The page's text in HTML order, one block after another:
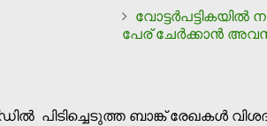
വോട്ടർപട്ടികയില്‍
പേര് ചേർക്കാൻ
പിടിച്ചെടുത്ത ബാങ്ക് രേഖകൾ